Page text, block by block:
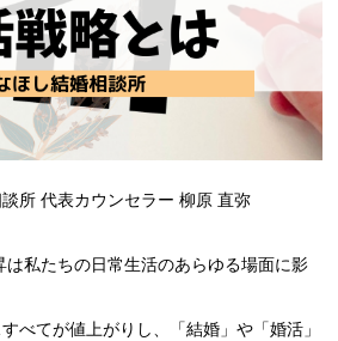
談所 代表カウンセラー 柳原 直弥
私たちの日常生活のあらゆる場面に影
べてが値上がりし、「結婚」や「婚活」